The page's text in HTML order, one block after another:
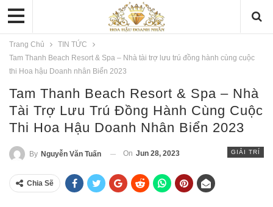
Trang Chủ
TIN TỨC
Tam Thanh Beach Resort & Spa – Nhà tài trợ lưu trú đồng hành cùng cuộc
thi Hoa hậu Doanh nhân Biển 2023
Tam Thanh Beach Resort & Spa – Nhà
Tài Trợ Lưu Trú Đồng Hành Cùng Cuộc
Thi Hoa Hậu Doanh Nhân Biển 2023
GIẢI TRÍ
By Nguyễn Văn Tuấn On Jun 28, 2023
Chia Sẽ